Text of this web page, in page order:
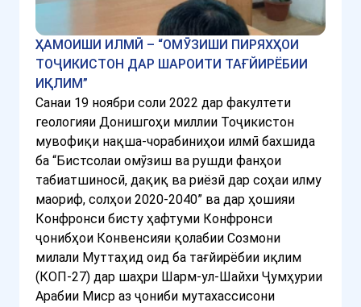
ҲАМОИШИ ИЛМӢ – “ОМӮЗИШИ ПИРЯХҲОИ
ТОҶИКИСТОН ДАР ШАРОИТИ ТАҒЙИРЁБИИ
ИҚЛИМ”
Санаи 19 ноябри соли 2022 дар факултети
геологияи Донишгоҳи миллии Тоҷикистон
мувофиқи нақша-чорабиниҳои илмӣ бахшида
ба “Бистсолаи омӯзиш ва рушди фанҳои
табиатшиносӣ, дақиқ ва риёзӣ дар соҳаи илму
маориф, солҳои 2020-2040” ва дар ҳошияи
Конфронси бисту ҳафтуми Конфронси
ҷонибҳои Конвенсияи қолабии Созмони
милали Муттаҳид оид ба тағйирёбии иқлим
(КОП-27) дар шаҳри Шарм-ул-Шайхи Ҷумҳурии
Арабии Миср аз ҷониби мутахассисони